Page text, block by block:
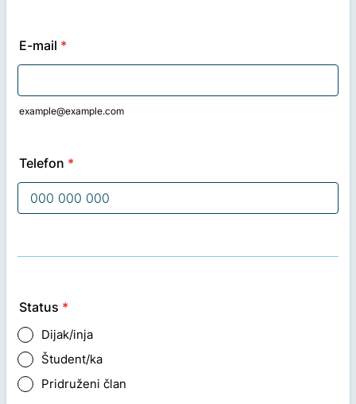
E-mail *
example@example.com
Telefon *
Status *
Dijak/inja
Študent/ka
Pridruženi član